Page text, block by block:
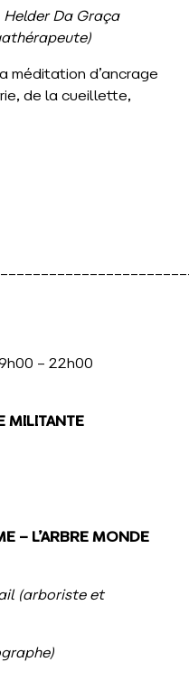
Helder Da Graça
méditation d’ancrage
de la cueillette,
– 22h00
MILITANTE
– L’ARBRE MONDE
(arboriste et